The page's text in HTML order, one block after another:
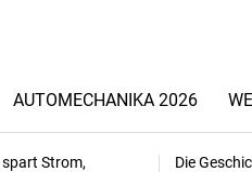
AUTOMECHANIKA 2026
Strom,
Die